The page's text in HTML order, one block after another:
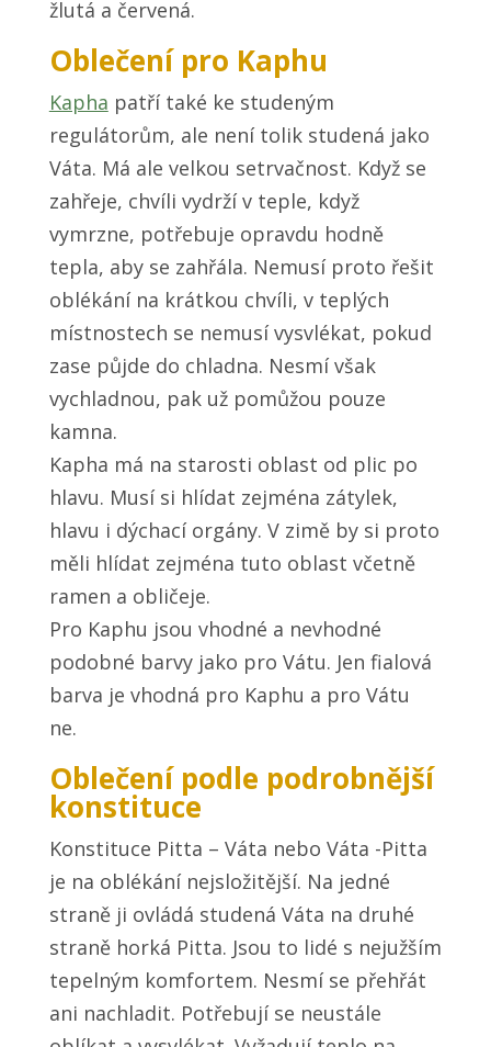
žlutá a červená.
Oblečení pro Kaphu
Kapha patří také ke studeným
regulátorům, ale není tolik studená jako
Váta. Má ale velkou setrvačnost. Když se
zahřeje, chvíli vydrží v teple, když
vymrzne, potřebuje opravdu hodně
tepla, aby se zahřála. Nemusí proto řešit
oblékání na krátkou chvíli, v teplých
místnostech se nemusí vysvlékat, pokud
zase půjde do chladna. Nesmí však
vychladnou, pak už pomůžou pouze
kamna.
Kapha má na starosti oblast od plic po
hlavu. Musí si hlídat zejména zátylek,
hlavu i dýchací orgány. V zimě by si proto
měli hlídat zejména tuto oblast včetně
ramen a obličeje.
Pro Kaphu jsou vhodné a nevhodné
podobné barvy jako pro Vátu. Jen fialová
barva je vhodná pro Kaphu a pro Vátu
ne.
Oblečení podle podrobnější
konstituce
Konstituce Pitta – Váta nebo Váta -Pitta
je na oblékání nejsložitější. Na jedné
straně ji ovládá studená Váta na druhé
straně horká Pitta. Jsou to lidé s nejužším
tepelným komfortem. Nesmí se přehřát
ani nachladit. Potřebují se neustále